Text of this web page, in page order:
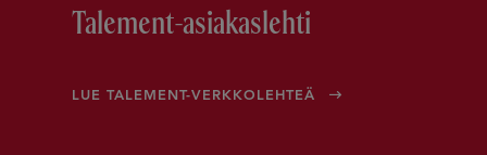
Talement-asiakaslehti
LUE TALEMENT-VERKKOLEHTEÄ